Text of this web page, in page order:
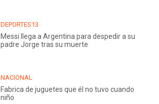
DEPORTES13
Messi llega a Argentina para despedir a su
padre Jorge tras su muerte
NACIONAL
Fabrica de juguetes que él no tuvo cuando
niño